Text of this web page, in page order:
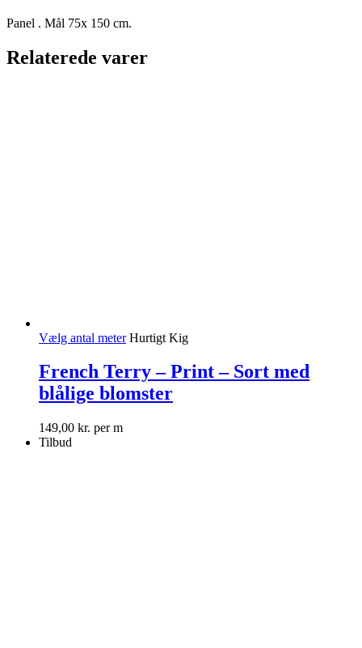
Panel . Mål 75x 150 cm.
Relaterede varer
Vælg antal meter Hurtigt Kig
French Terry – Print – Sort med
blålige blomster
149,00 kr. per m
Tilbud